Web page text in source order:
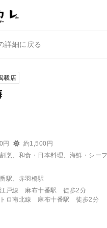
詳細に戻る
載店
円
約1,500円
烹、和食・日本料理、海鮮・シー
駅、赤羽橋駅
江戸線 麻布十番駅 徒歩2分
ロ南北線 麻布十番駅 徒歩2分